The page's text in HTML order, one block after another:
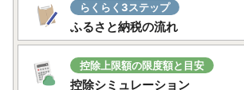
らくらく3ステップ
ふるさと納税の流れ
控除上限額の限度額と目安
控除シミュレーション